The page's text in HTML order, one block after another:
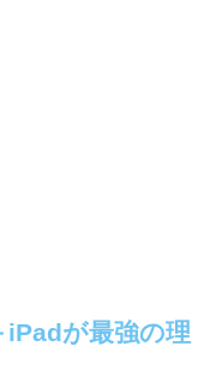
が最強の理